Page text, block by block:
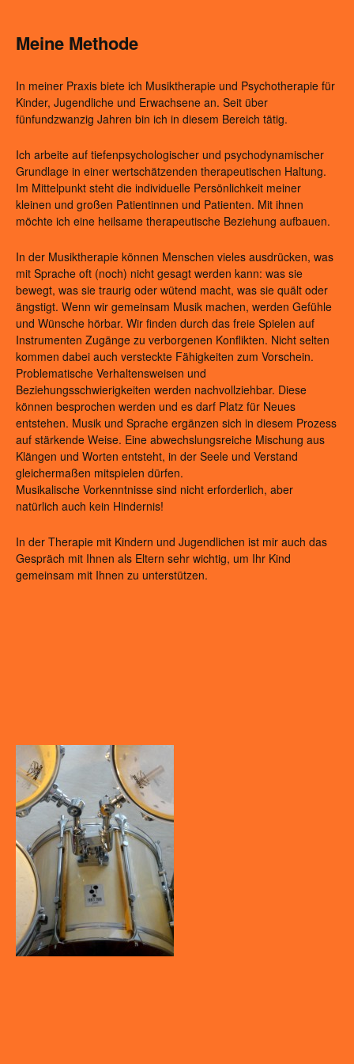
Meine Methode
In meiner Praxis biete ich Musiktherapie und Psychotherapie für
Kinder, Jugendliche und Erwachsene an. Seit über
fünfundzwanzig Jahren bin ich in diesem Bereich tätig.
Ich arbeite auf tiefenpsychologischer und psychodynamischer
Grundlage in einer wertschätzenden therapeutischen Haltung.
Im Mittelpunkt steht die individuelle Persönlichkeit meiner
kleinen und großen Patientinnen und Patienten. Mit ihnen
möchte ich eine heilsame therapeutische Beziehung aufbauen.
In der Musiktherapie können Menschen vieles ausdrücken, was
mit Sprache oft (noch) nicht gesagt werden kann: was sie
bewegt, was sie traurig oder wütend macht, was sie quält oder
ängstigt. Wenn wir gemeinsam Musik machen, werden Gefühle
und Wünsche hörbar. Wir finden durch das freie Spielen auf
Instrumenten Zugänge zu verborgenen Konflikten. Nicht selten
kommen dabei auch versteckte Fähigkeiten zum Vorschein.
Problematische Verhaltensweisen und
Beziehungsschwierigkeiten werden nachvollziehbar. Diese
können besprochen werden und es darf Platz für Neues
entstehen. Musik und Sprache ergänzen sich in diesem Prozess
auf stärkende Weise. Eine abwechslungsreiche Mischung aus
Klängen und Worten entsteht, in der Seele und Verstand
gleichermaßen mitspielen dürfen.
Musikalische Vorkenntnisse sind nicht erforderlich, aber
natürlich auch kein Hindernis!
In der Therapie mit Kindern und Jugendlichen ist mir auch das
Gespräch mit Ihnen als Eltern sehr wichtig, um Ihr Kind
gemeinsam mit Ihnen zu unterstützen.